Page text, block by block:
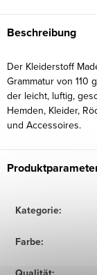
Beschreibung
Der Kleiderstoff
Grammatur von 110
der leicht, luftig,
Hemden, Kleider,
und Accessoires.
Kategorie:
Farbe: